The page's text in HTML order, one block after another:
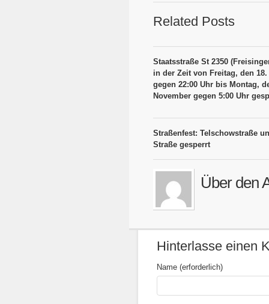
Related Posts
Staatsstraße St 2350
in der Zeit von Freitag, den
gegen 22:00 Uhr bis Montag,
November gegen 5:00 Uhr
Straßenfest: Telschowstraße
Straße gesperrt
Über den
Hinterlasse einen
Name (erforderlich)